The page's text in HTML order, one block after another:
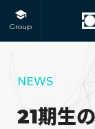
Group
NEWS
21期生